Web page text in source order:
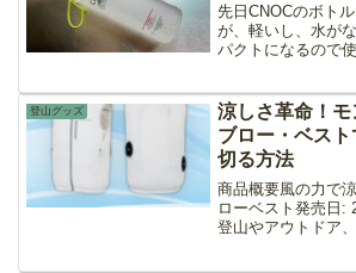
先日CNOCのボト
が、軽いし、水が
パクトになるので
善できないかとい
た。
登山グッズ
涼しさ革命！モ
ブロー・ベス
切る方法
商品概要風の力で
ローベスト発売日:
登山やアウトドア